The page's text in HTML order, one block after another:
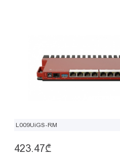
L009UiGS-RM
423.47₾